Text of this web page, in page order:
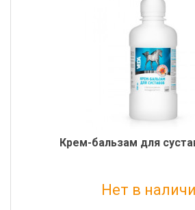
Крем-бальзам для
Нет в